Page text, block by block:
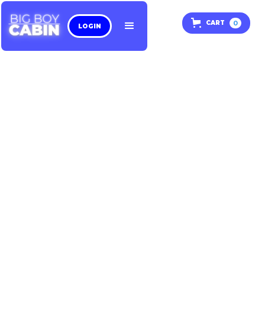
CART 0
LOGIN